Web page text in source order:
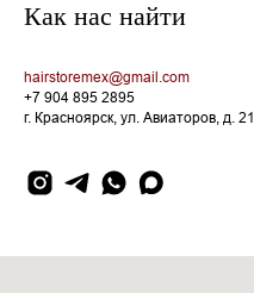
Как нас найти
hairstoremex@gmail.com
+7 904 895 2895
г. Красноярск, ул. Авиаторов, д. 21